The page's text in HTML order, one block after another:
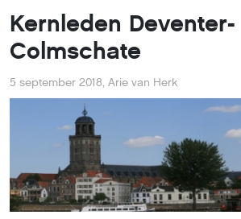
Kernleden Deventer-
Colmschate
5 september 2018, Arie van Herk